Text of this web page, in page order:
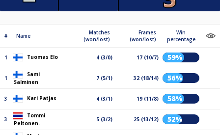
# Name
Matches
(won/lost)
Frames
(won/lost)
Win
percentage
1 Tuomas Elo 4 (3/0) 17 (10/7) 59%
1
Sami
Salminen
7 (5/1) 32 (18/14) 56%
3 Kari Patjas 4 (3/1) 19 (11/8) 58%
3
Tommi
Peltonen.
5 (3/2) 25 (13/12) 52%